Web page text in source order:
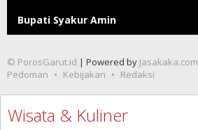
Bupati Syakur Amin
© PorosGarut.id | Powered by Jasakaka.com
Pedoman
Kebijakan Redaksi
Wisata & Kuliner